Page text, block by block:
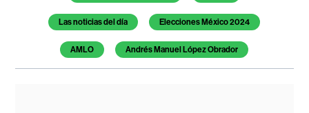
Las noticias del día Elecciones México 2024
AMLO Andrés Manuel López Obrador